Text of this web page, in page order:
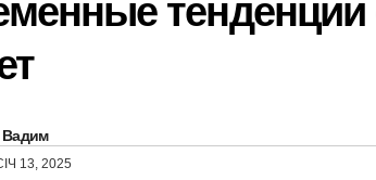
тенденции
Вадим
13, 2025